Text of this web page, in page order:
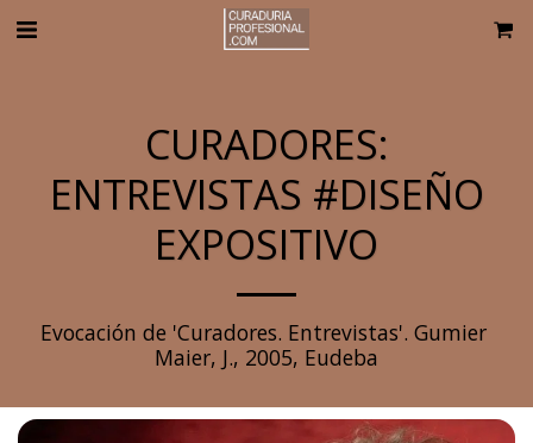
CURADORES:
ENTREVISTAS #DISEÑO
EXPOSITIVO
Evocación de 'Curadores. Entrevistas'. Gumier
Maier, J., 2005, Eudeba